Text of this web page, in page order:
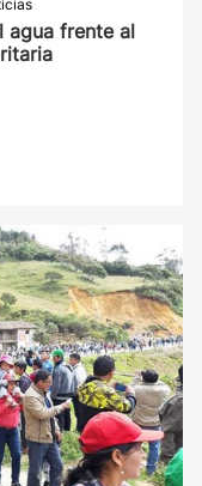
agua frente al